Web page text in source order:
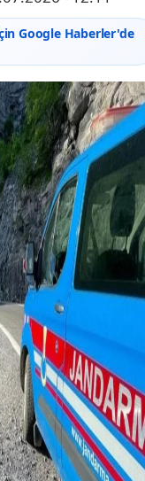
Google Haberler'de